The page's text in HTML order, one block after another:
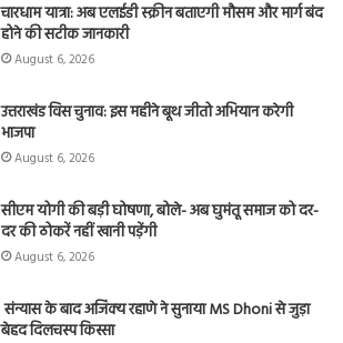
चारधाम यात्रा: अब एलईडी स्क्रीन बताएगी मौसम और मार्ग बंद
होने की सटीक जानकारी
August 6, 2026
उत्तराखंड विस चुनाव: इस महीने बूथ जीतो अभियान करेगी
भाजपा
August 6, 2026
सीएम योगी की बड़ी घोषणा, बोले- अब घुमंतू समाज को दर-
दर की ठोकरें नहीं खानी पड़ेंगी
August 6, 2026
संन्यास के बाद अजिंक्‍य रहाणे ने सुनाया MS Dhoni से जुड़ा
बेहद दिलचस्प किस्सा